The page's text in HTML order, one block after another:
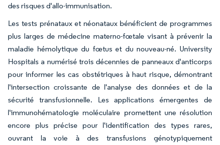
des risques d'allo-immunisation.
Les tests prénataux et néonataux bénéficient de programmes
plus larges de médecine materno-fœtale visant à prévenir la
maladie hémolytique du fœtus et du nouveau-né. University
Hospitals a numérisé trois décennies de panneaux d'anticorps
pour informer les cas obstétriques à haut risque, démontrant
l'intersection croissante de l'analyse des données et de la
sécurité transfusionnelle. Les applications émergentes de
l'immunohématologie moléculaire promettent une résolution
encore plus précise pour l'identification des types rares,
ouvrant la voie à des transfusions génotypiquement